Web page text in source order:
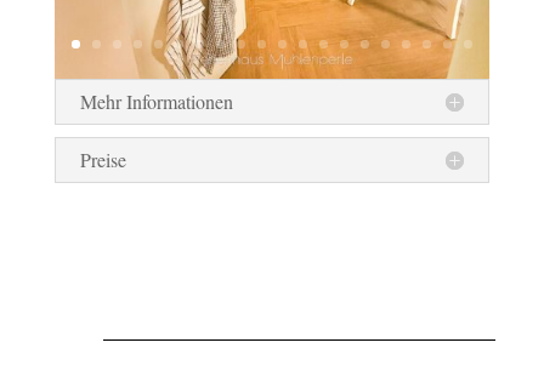
Mehr Informationen
Preise